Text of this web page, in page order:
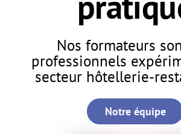
Nos formateurs
professionnels
secteur hôtellerie-
Notre équipe